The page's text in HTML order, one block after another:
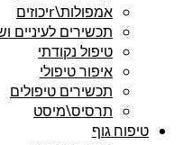
אמפולות\rיכוזים
תכשירים לעיניים
טיפול נקודתי
איפור טיפולי
תכשירים טיפולים
תרסיס\מיסט
טיפוח גוף